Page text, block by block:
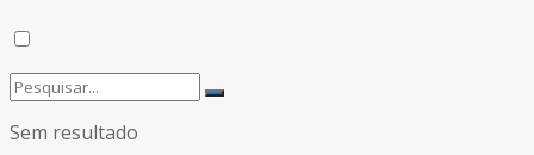
Sem resultado